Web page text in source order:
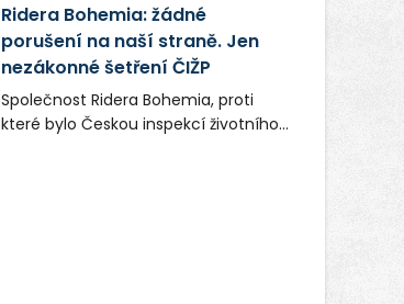
společnost Dang Investment Group
s.r.o. investuje do projektu přes 50
milionů korun. Cílem je přinést
Ostravě dva špičkové gastronomické
koncepty, které v regionu dosud
chyběly, luxusní středomořskou
Ridera Bohemia: žádné
porušení na naší straně. Jen
nezákonné šetření ČIŽP
Společnost Ridera Bohemia, proti
které bylo Českou inspekcí životního